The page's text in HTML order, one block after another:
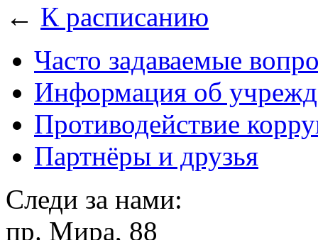
← К расписанию
Часто задаваемые
Информация об
Противодействие
Партнёры и друзья
Следи за нами:
пр. Мира, 88